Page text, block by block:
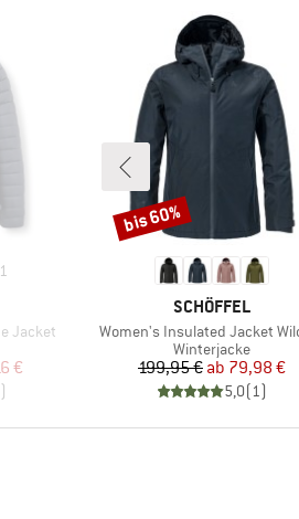
1
Jacket
Preis
€
)
MARKE
SCHÖFFEL
Artikel
Women's Insulated Jacket
Produktgruppe
Winterjacke
Preis
199,95 € reduzierter
ab 79,98 €
5,0(1)
Rabatt
bis 60%